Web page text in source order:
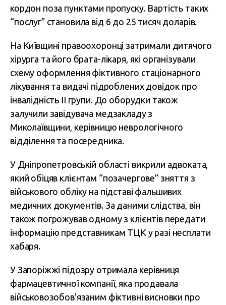
кордон поза пунктами пропуску. Вартість таких
“послуг” становила від 6 до 25 тисяч доларів.
На Київщині правоохоронці затримали дитячого
хірурга та його брата-лікаря, які організували
схему оформлення фіктивного стаціонарного
лікування та видачі підроблених довідок про
інвалідність ІІ групи. До оборудки також
залучили завідувача медзакладу з
Миколаївщини, керівницю неврологічного
відділення та посередника.
У Дніпропетровській області викрили адвоката,
який обіцяв клієнтам “позачергове” зняття з
військового обліку на підставі фальшивих
медичних документів. За даними слідства, він
також погрожував одному з клієнтів передати
інформацію представникам ТЦК у разі несплати
хабаря.
У Запоріжжі підозру отримала керівниця
фармацевтичної компанії, яка продавала
військовозобов’язаним фіктивні висновки про